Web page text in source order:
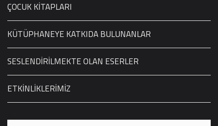
ÇOCUK KİTAPLARI
KÜTÜPHANEYE KATKIDA BULUNANLAR
SESLENDİRİLMEKTE OLAN ESERLER
ETKİNLİKLERİMİZ